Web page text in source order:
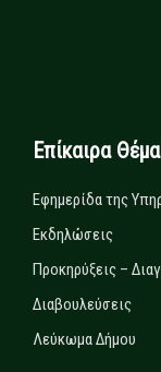
Επίκαιρα
Εφημερίδα της
Εκδηλώσεις
Προκηρύξεις –
Διαβουλεύσεις
Λεύκωμα Δήμου